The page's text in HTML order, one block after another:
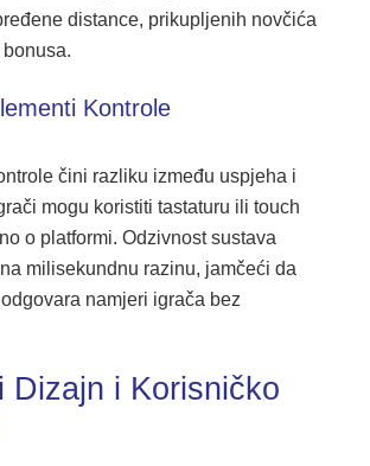
distance, prikupljenih novčića
Kontrole
čini razliku između uspjeha i
mogu koristiti tastaturu ili touch
o platformi. Odzivnost sustava
milisekundnu razinu, jamčeći da
namjeri igrača bez
Dizajn i Korisničko